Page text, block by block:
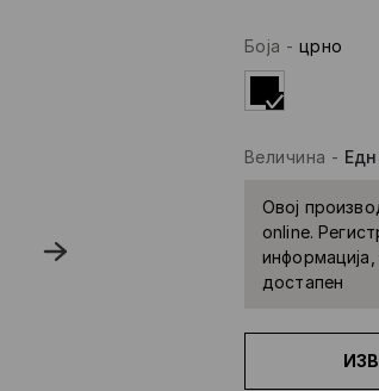
Боја - црно
Величина -
Овој
online.
достапен